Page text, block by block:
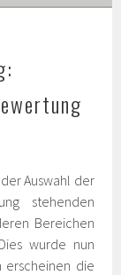
Auswahl der
stehenden
Bereichen
wurde nun
erscheinen die